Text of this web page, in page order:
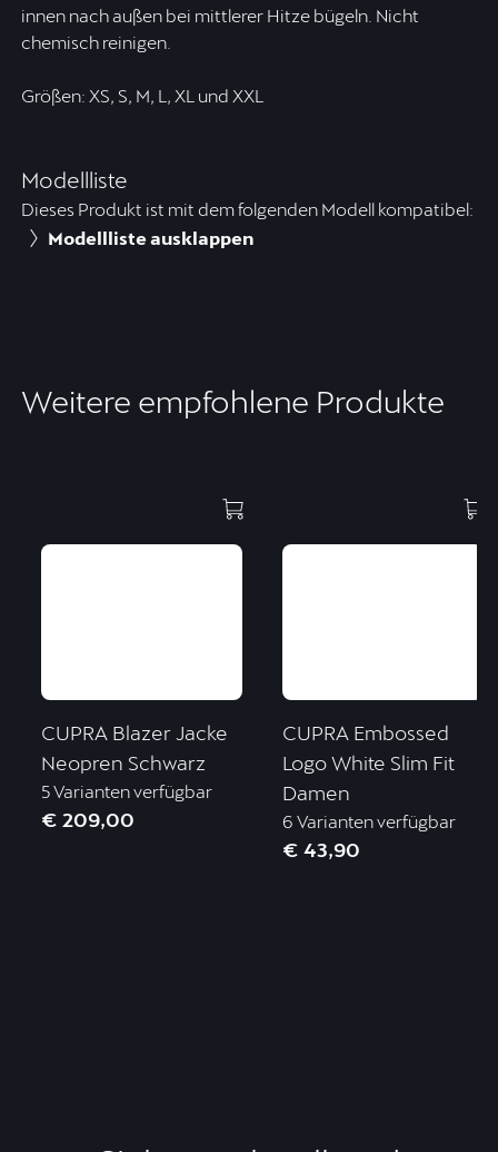
innen nach außen bei mittlerer Hitze bügeln. Nicht
chemisch reinigen.
Größen: XS, S, M, L, XL und XXL
Modellliste
Dieses Produkt ist mit dem folgenden Modell kompatibel:
Modellliste ausklappen
Weitere empfohlene Produkte
CUPRA Blazer Jacke
Neopren Schwarz
5 Varianten verfügbar
€ 209,00
CUPRA Embossed
Logo White Slim Fit
Damen
6 Varianten verfügbar
€ 43,90